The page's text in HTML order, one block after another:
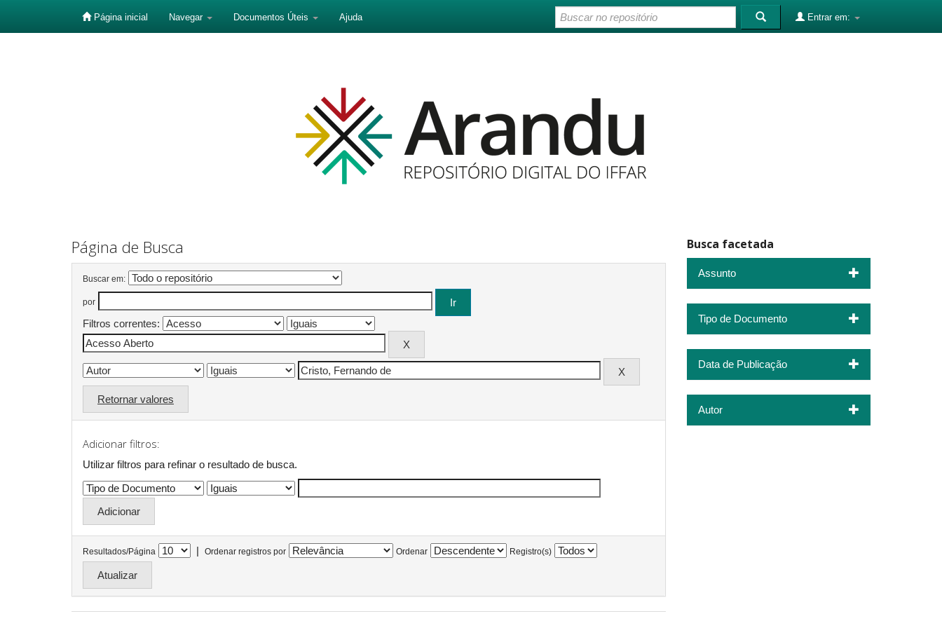
Página inicial Navegar Documentos Úteis Ajuda Entrar em:
Página de Busca
Buscar em:
por
Filtros correntes:
Retornar valores
Adicionar filtros:
Utilizar filtros para refinar o resultado de busca.
Resultados/Página | Ordenar registros por Ordenar Registro(s)
Busca facetada
Assunto
Tipo de Documento
Data de Publicação
Autor